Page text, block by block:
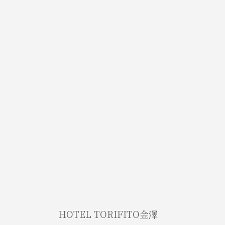
HOTEL TORIFITO金澤